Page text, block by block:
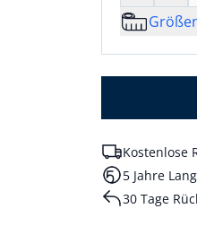
Kostenlose
5 Jahre
30 Tage